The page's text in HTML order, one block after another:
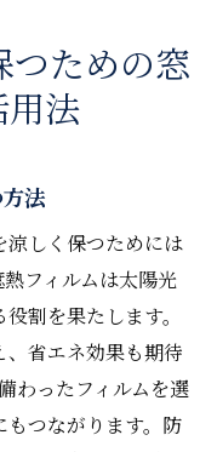
つための窓
用法
法
涼しく保つためには
フィルムは太陽光
割を果たします。
、省エネ効果も期待
わったフィルムを選
つながります。防